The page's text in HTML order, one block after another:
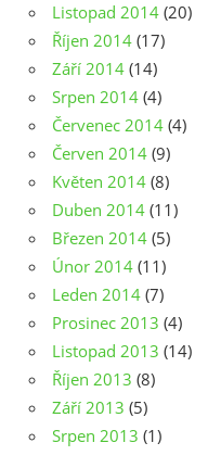
Listopad 2014 (20)
Říjen 2014 (17)
Září 2014 (14)
Srpen 2014 (4)
Červenec 2014 (4)
Červen 2014 (9)
Květen 2014 (8)
Duben 2014 (11)
Březen 2014 (5)
Únor 2014 (11)
Leden 2014 (7)
Prosinec 2013 (4)
Listopad 2013 (14)
Říjen 2013 (8)
Září 2013 (5)
Srpen 2013 (1)